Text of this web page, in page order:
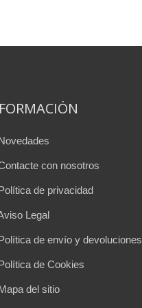
con nosotros
de privacidad
Legal
de envío y devoluciones
de Cookies
del sitio